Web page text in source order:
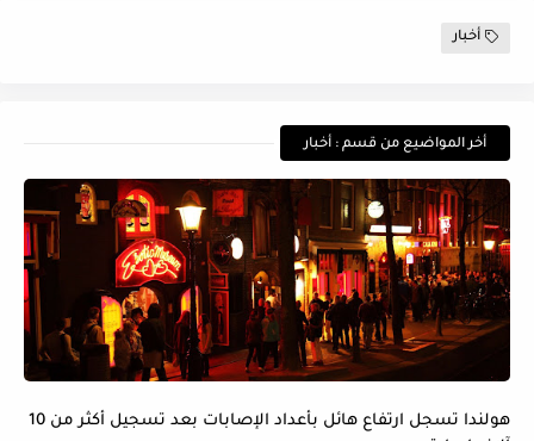
أخبار
أخر المواضيع من قسم : أخبار
هولندا تسجل ارتفاع هائل بأعداد الإصابات بعد تسجيل أكثر من 10